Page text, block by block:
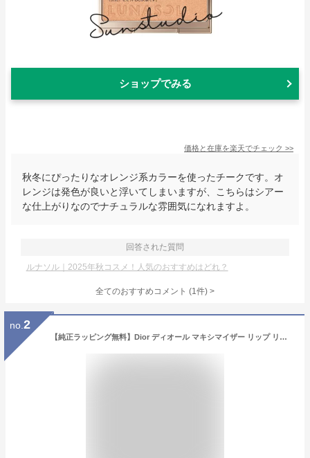
ショップでみる
価格と在庫を楽天でチェック >>
秋冬にぴったりなオレンジ系カラーを使ったチークです。オ
レンジは発色が良いと浮いてしまいますが、こちらはシアー
な仕上がりなのでナチュラルな雰囲気になれますよ。
回答された質問
ルナソル｜2025年秋コスメ！人気のおすすめはどれ？
全てのおすすめコメント (1件) >
no. 2
【純正ラッピング無料】Dior ディオール マキシマイザー リップ リップ リッププランパー リップケア アディクト 名入れ ギフト プレゼント リップグロス グロス 口紅 コスメ 化粧品 レディース ブランド 2024 新品 女性 誕生日